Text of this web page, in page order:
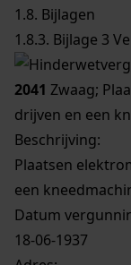
1.8. Bijlagen
1.8.3. Bijlage 3
2041 Zwaag;
drijven en een
Beschrijving:
Plaatsen
een
Datum
18-06-1937